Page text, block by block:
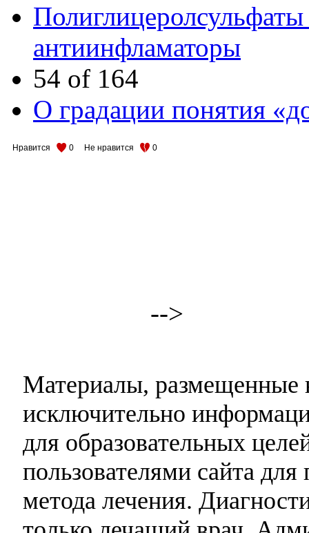
антиинфламаторы
54 of 164
О градации понятия
Нравится 0 Не нравится 0
-->
Материалы, размещенные
исключительно
для образовательных
пользователями сайта
метода лечения.